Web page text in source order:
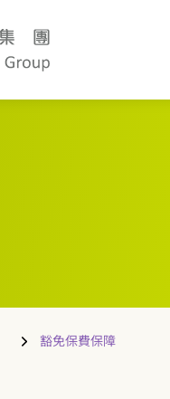
豁免保費保障